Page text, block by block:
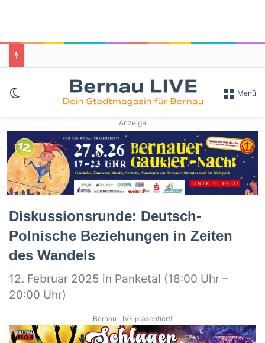
Skin umschalten Menü
Anzeige
Diskussionsrunde: Deutsch-
Polnische Beziehungen in Zeiten
des Wandels
12. Februar 2025 in Panketal (18:00 Uhr –
20:00 Uhr)
Bernau LIVE präsentiert!